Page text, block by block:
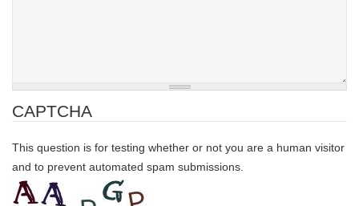
CAPTCHA
This question is for testing whether or not you are a human visitor
and to prevent automated spam submissions.